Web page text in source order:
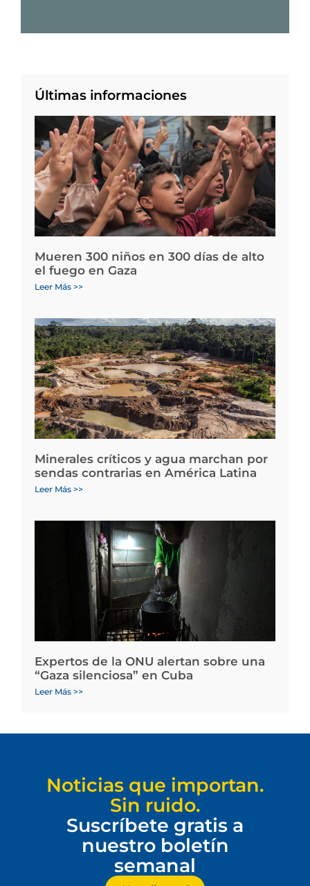
Últimas informaciones
Mueren 300 niños en 300 días de alto
el fuego en Gaza
Leer Más >>
Minerales críticos y agua marchan por
sendas contrarias en América Latina
Leer Más >>
Expertos de la ONU alertan sobre una
“Gaza silenciosa” en Cuba
Leer Más >>
Noticias que importan.
Sin ruido.
Suscríbete gratis a
nuestro boletín
semanal